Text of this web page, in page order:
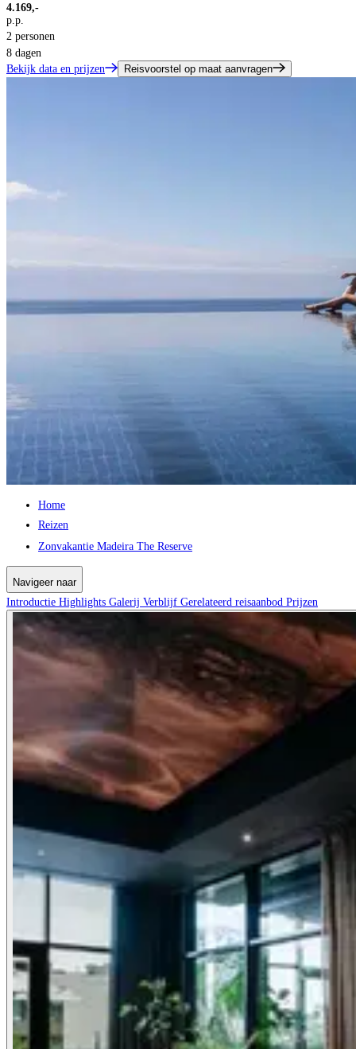
4.169,-
p.p.
2 personen
8 dagen
Bekijk data en prijzen
Reisvoorstel op maat aanvragen
Home
Reizen
Zonvakantie Madeira The Reserve
Navigeer naar
Introductie Highlights Galerij Verblijf Gerelateerd reisaanbod Prijzen